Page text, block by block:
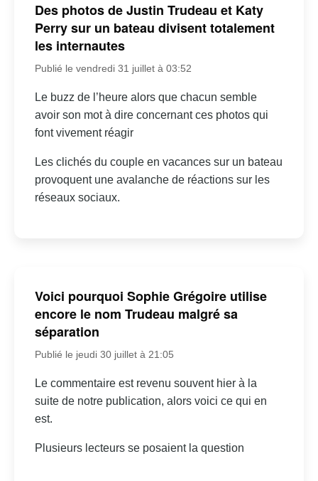
Des photos de Justin Trudeau et Katy
Perry sur un bateau divisent totalement
les internautes
Publié le vendredi 31 juillet à 03:52
Le buzz de l’heure alors que chacun semble
avoir son mot à dire concernant ces photos qui
font vivement réagir
Les clichés du couple en vacances sur un bateau
provoquent une avalanche de réactions sur les
réseaux sociaux.
Voici pourquoi Sophie Grégoire utilise
encore le nom Trudeau malgré sa
séparation
Publié le jeudi 30 juillet à 21:05
Le commentaire est revenu souvent hier à la
suite de notre publication, alors voici ce qui en
est.
Plusieurs lecteurs se posaient la question